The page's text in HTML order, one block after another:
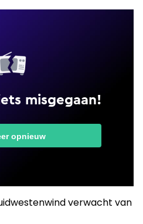
verwacht van